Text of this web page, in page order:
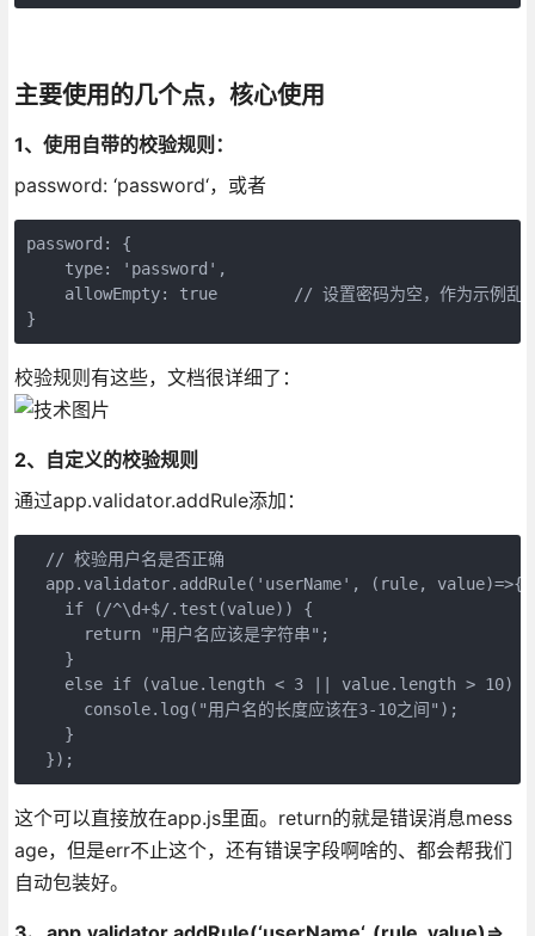
主要使用的几个点，核心使用
1、使用自带的校验规则：
password: ‘password‘，或者
password: {
    type: 'password',
allowEmpty: true        // 设置密码为空，作为示例乱
}
校验规则有这些，文档很详细了：
2、自定义的校验规则
通过app.validator.addRule添加：
  // 校验用户名是否正确
app.validator.addRule('userName', (rule, value)=>{
    if (/^\d+$/.test(value)) {
      return "用户名应该是字符串";
    }
    else if (value.length < 3 || value.length > 10) {
      console.log("用户名的长度应该在3-10之间");
    }
这个可以直接放在app.js里面。return的就是错误消息mess
age，但是err不止这个，还有错误字段啊啥的、都会帮我们
自动包装好。